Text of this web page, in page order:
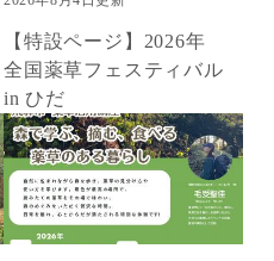
【特設ページ】2026年
全国薬草フェスティバル
in ひだ